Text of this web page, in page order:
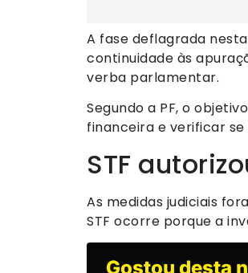
A fase deflagrada
continuidade às
verba parlamentar.
Segundo a PF, o
financeira e verificar
STF
As medidas judiciais
STF ocorre porque a
Gostou desta